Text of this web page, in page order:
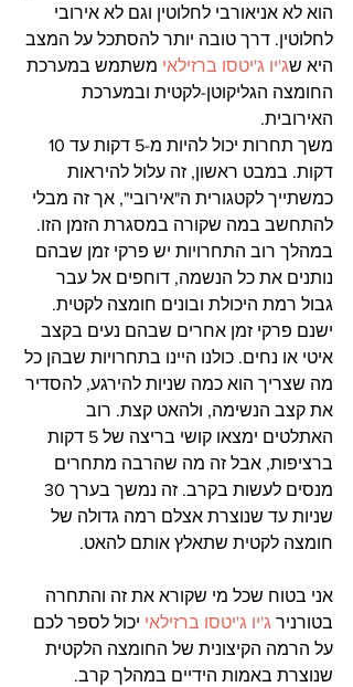
הוא לא אניאורבי לחלוטין וגם לא אירובי
לחלוטין. דרך טובה יותר להסתכל על המצב
היא שג'יו ג'יטסו ברזילאי משתמש במערכת
החומצה הגליקוטן-לקטית ובמערכת
האירובית.
דקות. במבט ראשון, זה עלול להיראות
כמשתייך לקטגורית ה"אירובי", אך זה מבלי
להתחשב במה שקורה במסגרת הזמן הזו.
במהלך רוב התחרויות יש פרקי זמן שבהם
נותנים את כל הנשמה, דוחפים אל עבר
גבול רמת היכולת ובונים חומצה לקטית.
ישנם פרקי זמן אחרים שבהם נעים בקצב
איטי או נחים. כולנו היינו בתחרויות שבהן כל
מה שצריך הוא כמה שניות להירגע, להסדיר
את קצב הנשימה, ולהאט קצת. רוב
האתלטים ימצאו קושי בריצה של 5 דקות
ברציפות, אבל זה מה שהרבה מתחרים
שניות עד שנוצרת אצלם רמה גדולה של
חומצה לקטית שתאלץ אותם להאט.
אני בטוח שכל מי שקורא את זה והתחרה
בטורניר ג'יו ג'יטסו ברזילאי יכול לספר לכם
על הרמה הקיצונית של החומצה הלקטית
שנוצרת באמות הידיים במהלך קרב.